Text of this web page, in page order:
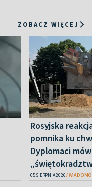
ZOBACZ WIĘCEJ
Rosyjska
pomnika ku
Dyplomaci
05 SIERPNIA 2026